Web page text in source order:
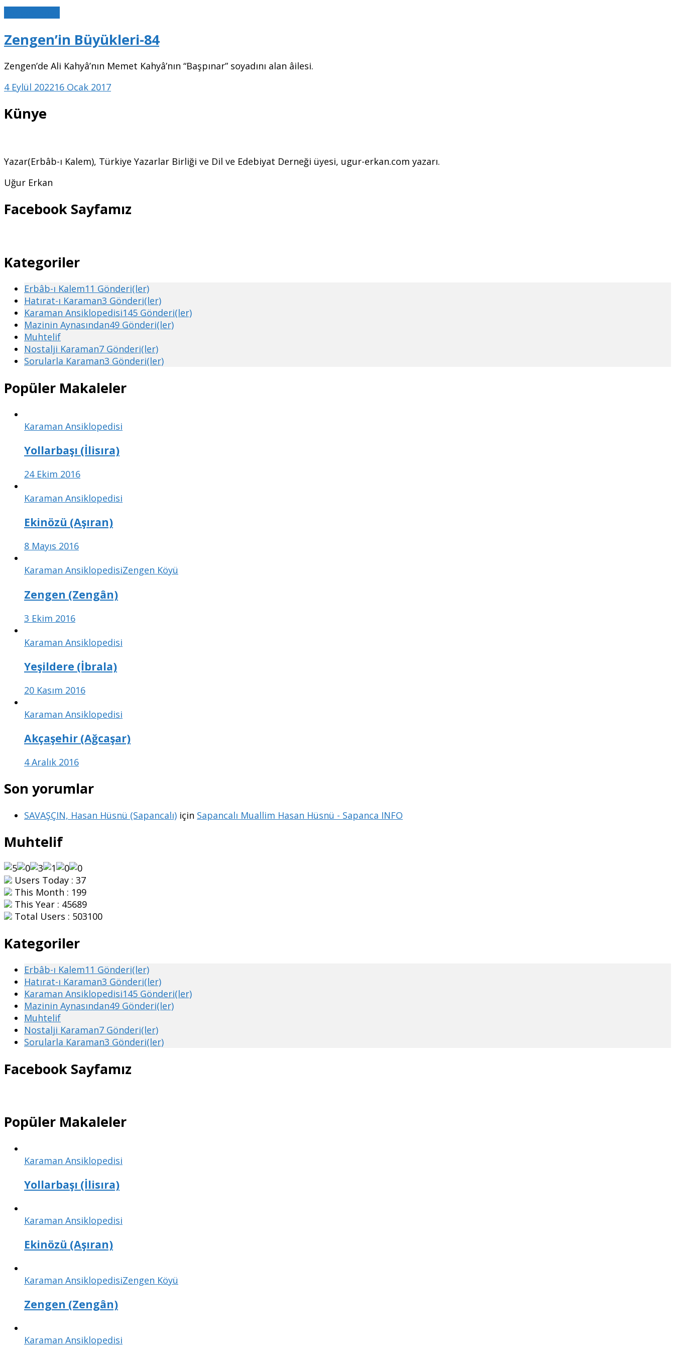
Zengen’in Büyükleri-84
Zengen’de Ali Kahyâ’nın Memet Kahyâ’nın “Başpınar” soyadını alan âilesi.
4 Eylül 202216 Ocak 2017
Künye
Yazar(Erbâb-ı Kalem), Türkiye Yazarlar Birliği ve Dil ve Edebiyat Derneği üyesi, ugur-erkan.com yazarı.
Uğur Erkan
Facebook Sayfamız
Kategoriler
Erbâb-ı Kalem11 Gönderi(ler)
Hatırat-ı Karaman3 Gönderi(ler)
Karaman Ansiklopedisi145 Gönderi(ler)
Mazinin Aynasından49 Gönderi(ler)
Muhtelif
Nostalji Karaman7 Gönderi(ler)
Sorularla Karaman3 Gönderi(ler)
Popüler Makaleler
Karaman Ansiklopedisi
Yollarbaşı (İlisıra)
24 Ekim 2016
Karaman Ansiklopedisi
Ekinözü (Aşıran)
8 Mayıs 2016
Karaman AnsiklopedisiZengen Köyü
Zengen (Zengân)
3 Ekim 2016
Karaman Ansiklopedisi
Yeşildere (İbrala)
20 Kasım 2016
Karaman Ansiklopedisi
Akçaşehir (Ağcaşar)
4 Aralık 2016
Son yorumlar
SAVAŞÇIN, Hasan Hüsnü (Sapancalı) için Sapancalı Muallim Hasan Hüsnü - Sapanca INFO
Muhtelif
Users Today : 37
This Month : 199
This Year : 45689
Total Users : 503100
Kategoriler
Erbâb-ı Kalem11 Gönderi(ler)
Hatırat-ı Karaman3 Gönderi(ler)
Karaman Ansiklopedisi145 Gönderi(ler)
Mazinin Aynasından49 Gönderi(ler)
Muhtelif
Nostalji Karaman7 Gönderi(ler)
Sorularla Karaman3 Gönderi(ler)
Facebook Sayfamız
Popüler Makaleler
Karaman Ansiklopedisi
Yollarbaşı (İlisıra)
Karaman Ansiklopedisi
Ekinözü (Aşıran)
Karaman AnsiklopedisiZengen Köyü
Zengen (Zengân)
Karaman Ansiklopedisi